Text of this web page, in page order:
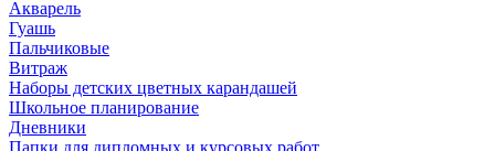
Акварель
Гуашь
Пальчиковые
Витраж
Наборы детских цветных карандашей
Школьное планирование
Дневники
Папки для дипломных и курсовых работ